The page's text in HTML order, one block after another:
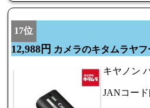
17位
12,988円 カメラのキタムラヤフ
キヤノン
JANコード